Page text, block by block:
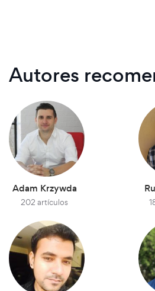
Autores
Adam Krzywda
202 artículos